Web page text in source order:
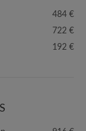
484 €
722 €
192 €